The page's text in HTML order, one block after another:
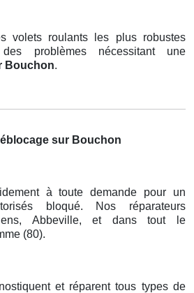
volets roulants les plus robustes
problèmes nécessitant une
Bouchon.
sur Bouchon
à toute demande pour un
bloqué. Nos réparateurs
Abbeville, et dans tout le
(80).
et réparent tous types de